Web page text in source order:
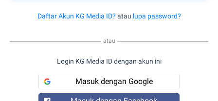
Daftar Akun KG Media ID? atau lupa password?
atau
Login KG Media ID dengan akun ini
Masuk dengan Google